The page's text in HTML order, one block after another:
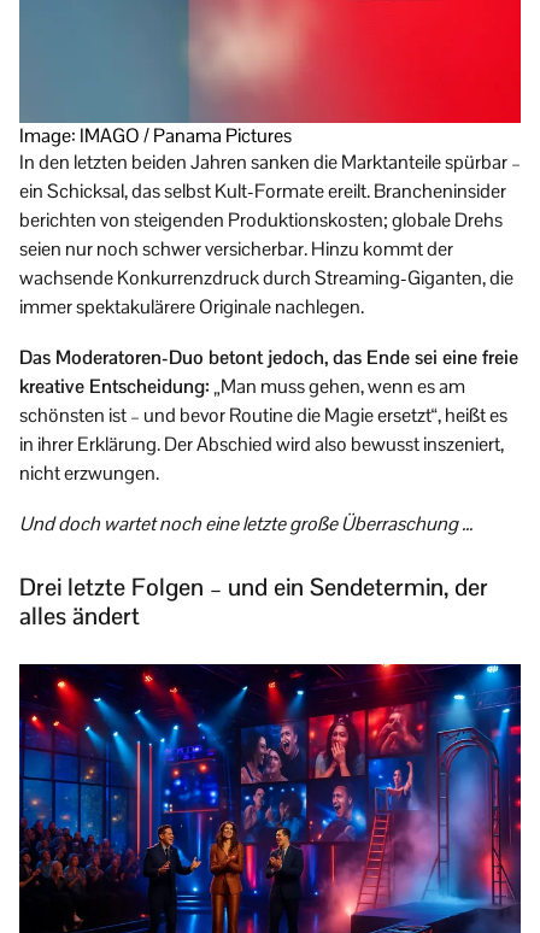
Image: IMAGO / Panama Pictures
In den letzten beiden Jahren sanken die Marktanteile spürbar –
ein Schicksal, das selbst Kult-Formate ereilt. Brancheninsider
berichten von steigenden Produktionskosten; globale Drehs
seien nur noch schwer versicherbar. Hinzu kommt der
wachsende Konkurrenzdruck durch Streaming-Giganten, die
immer spektakulärere Originale nachlegen.
Das Moderatoren-Duo betont jedoch, das Ende sei eine freie
kreative Entscheidung:„Man muss gehen, wenn es am
schönsten ist – und bevor Routine die Magie ersetzt“, heißt es
in ihrer Erklärung. Der Abschied wird also bewusst inszeniert,
nicht erzwungen.
Und doch wartet noch eine letzte große Überraschung …
Drei letzte Folgen – und ein Sendetermin, der
alles ändert